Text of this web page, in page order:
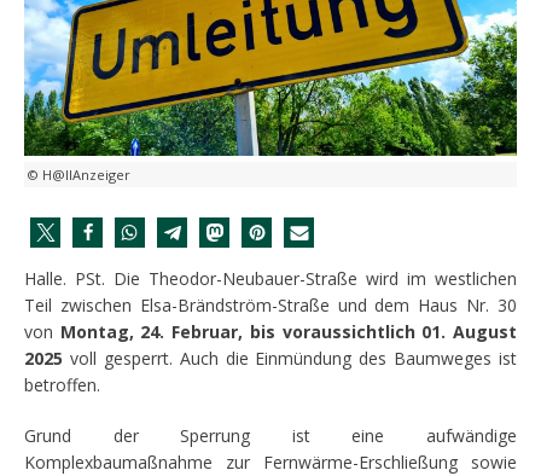
© H@llAnzeiger
Halle. PSt. Die Theodor-Neubauer-Straße wird im westlichen
Teil zwischen Elsa-Brändström-Straße und dem Haus Nr. 30
von Montag, 24. Februar, bis voraussichtlich 01. August
2025 voll gesperrt. Auch die Einmündung des Baumweges ist
betroffen.
Grund der Sperrung ist eine aufwändige
Komplexbaumaßnahme zur Fernwärme-Erschließung sowie